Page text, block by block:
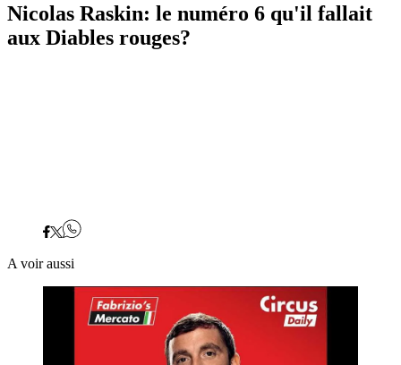
Nicolas Raskin: le numéro 6 qu'il fallait
aux Diables rouges?
A voir aussi